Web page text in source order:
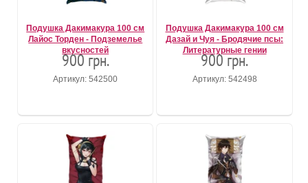
Подушка Дакимакура 100 см
Лайос Торден - Подземелье
вкусностей
900 грн.
Артикул: 542500
Подушка Дакимакура 100 см
Дазай и Чуя - Бродячие псы:
Литературные гении
900 грн.
Артикул: 542498